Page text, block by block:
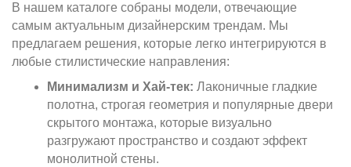
В нашем каталоге собраны модели, отвечающие
самым актуальным дизайнерским трендам. Мы
предлагаем решения, которые легко интегрируются в
любые стилистические направления:
Минимализм и Хай-тек: Лаконичные гладкие
полотна, строгая геометрия и популярные двери
скрытого монтажа, которые визуально
разгружают пространство и создают эффект
монолитной стены.